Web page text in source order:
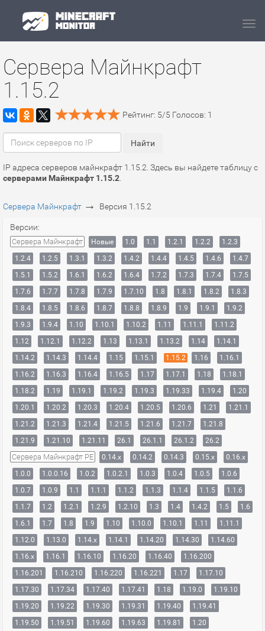
Сервера Майнкрафт
1.15.2
Рейтинг: 5/5 Голосов: 1
IP адреса серверов майнкрафт 1.15.2. Здесь вы найдете таблицу с
серверами Майнкрафт 1.15.2
Сервера Майнкрафт → Версия 1.15.2
Версии:
Сервера Майнкрафт Новые 1.0 1.1 1.2.1 1.2.2
1.2.3
1.2.4
1.2.5 1.3.1 1.3.2 1.4.2 1.4.4 1.4.5 1.4.6
1.4.7
1.5.1
1.5.2 1.6.1 1.6.2 1.6.4 1.7.2 1.7.3 1.7.4
1.7.5
1.7.6
1.7.7 1.7.8 1.7.9 1.7.10 1.8 1.8.1 1.8.2
1.8.3
1.8.4
1.8.5 1.8.6 1.8.7 1.8.8 1.8.9 1.9 1.9.1
1.9.2
1.9.3
1.9.4 1.10 1.10.1 1.10.2 1.11 1.11.1
1.11.2
1.12
1.12.1 1.12.2 1.13 1.13.1 1.13.2 1.14
1.14.1
1.14.2
1.14.3 1.14.4 1.15 1.15.1 1.15.2 1.16
1.16.1
1.16.2
1.16.3 1.16.4 1.16.5 1.17 1.17.1 1.18
1.18.1
1.18.2
1.19 1.19.1 1.19.2 1.19.3 1.19.33 1.19.4
1.20
1.20.1
1.20.2 1.20.3 1.20.4 1.20.5 1.20.6 1.21
1.21.1
1.21.2
1.21.3 1.21.4 1.21.5 1.21.6 1.21.7
1.21.8
1.21.9
1.21.10 1.21.11 26.1 26.1.1 26.1.2 26.2
Сервера Майнкрафт PE 0.14.x 0.14.2 0.14.3 0.15.x
0.16.x
1.0.0
1.0.0.16 1.0.2 1.0.2.1 1.0.3 1.0.4 1.0.5
1.0.6
1.0.7
1.0.9 1.1 1.1.1 1.1.2 1.1.3 1.1.4 1.1.5
1.1.6
1.1.7
1.2 1.2.1 1.2.9 1.2.10 1.3 1.4 1.4.2 1.5
1.6
1.6.1
1.7 1.8 1.9 1.10 1.10.0 1.10.1 1.11
1.11.1
1.12.0
1.13.0 1.14.x 1.14.1 1.14.20 1.14.30
1.14.60
1.16.x
1.16.1 1.16.10 1.16.20 1.16.40
1.16.200
1.16.201
1.16.210 1.16.220 1.16.221 1.17
1.17.10
1.17.30
1.17.34 1.17.40 1.17.41 1.18 1.19.0
1.19.10
1.19.20
1.19.22 1.19.30 1.19.31 1.19.40
1.19.41
1.19.50
1.19.51 1.19.60 1.19.63 1.19.81 1.20